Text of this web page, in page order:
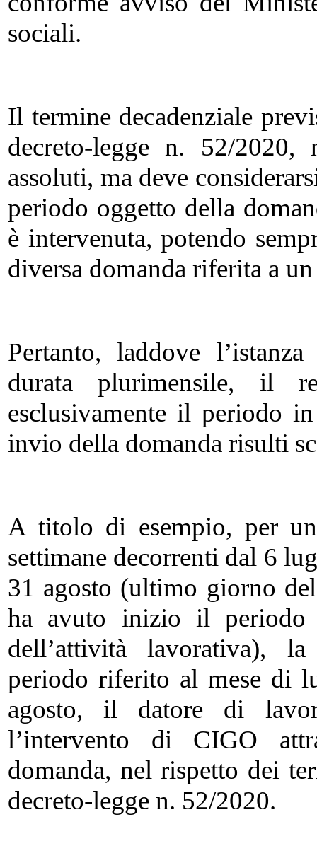
sociali.
Il termine decadenziale
decreto-legge n. 52/
assoluti, ma deve
periodo oggetto della
è intervenuta, potendo
diversa domanda riferita a
Pertanto, laddove
durata plurimensile, il
esclusivamente il periodo
invio della domanda risulti
A titolo di esempio, per
settimane decorrenti dal 6
31 agosto (ultimo giorno
ha avuto inizio il periodo
dell’attività lavorativa),
periodo riferito al mese di
agosto, il datore di
l’intervento di CIGO
domanda, nel rispetto dei
decreto-legge n. 52/2020.